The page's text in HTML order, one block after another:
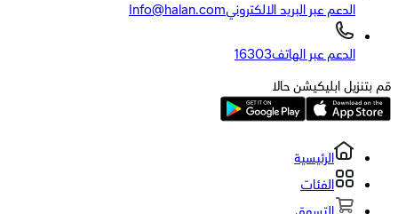
الدعم عبر البريد الالكترونيInfo@halan.com
الدعم عبر الهاتف16303
قم بتنزيل ابليكيشن حالا
الرئيسية
الفئات